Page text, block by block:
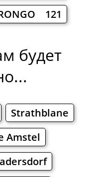
121
будет
Strathblane
Amstel